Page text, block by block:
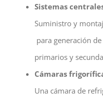
Sistemas
Suministro y
para generación
primarios y
Cámaras
Una cámara de